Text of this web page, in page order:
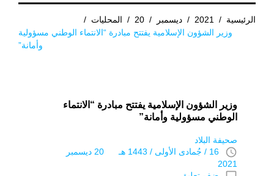
الرئيسية /
2021
/ ديسمبر /
20
/ المحليات /
وزير الشؤون الإسلامية يفتتح مبادرة “الانتماء الوطني مسؤولية
وأمانة”
وزير الشؤون الإسلامية يفتتح مبادرة “الانتماء
الوطني مسؤولية وأمانة”
صحيفة البلاد
access_time
16 / جُمادى اﻷولى / 1443 هـ 20 ديسمبر
2021